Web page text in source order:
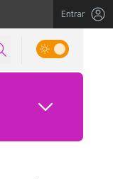
Entrar